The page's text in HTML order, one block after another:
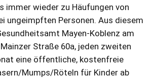
immer wieder zu Häufungen von
ungeimpften Personen. Aus diesem
Mayen-Koblenz am
Straße 60a, jeden zweiten
eine öffentliche, kostenfreie
Mumps/Röteln für Kinder ab